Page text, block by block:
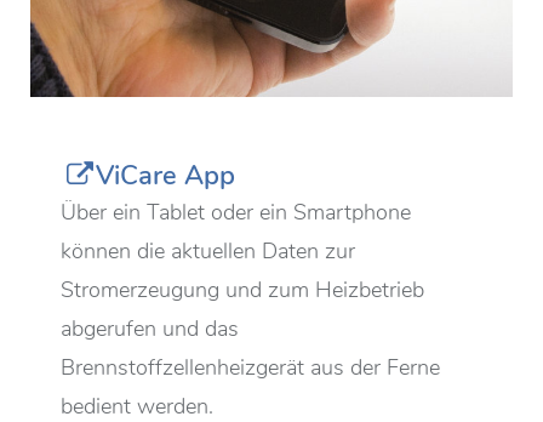
ViCare App
Über ein Tablet oder ein Smartphone
können die aktuellen Daten zur
Stromerzeugung und zum Heizbetrieb
abgerufen und das
Brennstoffzellenheizgerät aus der Ferne
bedient werden.